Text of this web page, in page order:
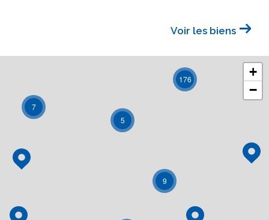
Voir les biens
9
7
5
176
+
−